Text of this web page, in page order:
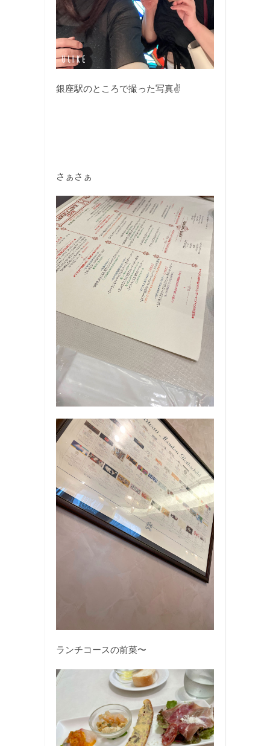
銀座駅のところで撮った写真✌️
さぁさぁ
ランチコースの前菜〜